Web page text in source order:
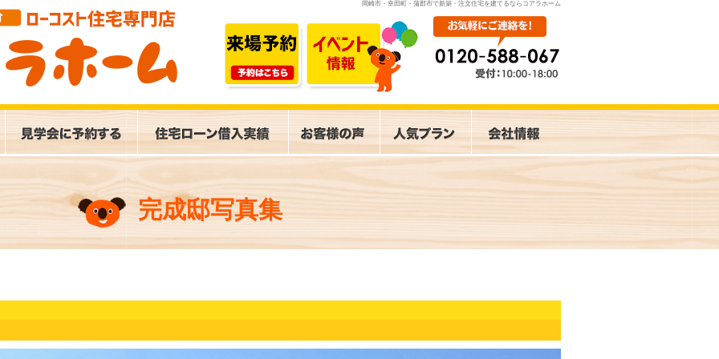
岡崎市・幸田町・蒲郡市で新築・注文住宅を建てるならコアラホーム
完成邸写真集